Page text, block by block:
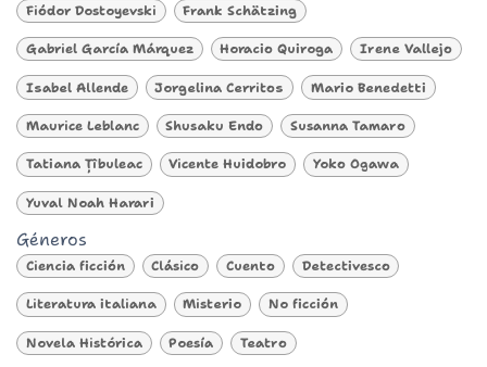
Fiódor Dostoyevski Frank Schätzing
Gabriel García Márquez Horacio Quiroga Irene Vallejo
Isabel Allende Jorgelina Cerritos Mario Benedetti
Maurice Leblanc Shusaku Endo Susanna Tamaro
Tatiana Țîbuleac Vicente Huidobro Yoko Ogawa
Yuval Noah Harari
Géneros
Ciencia ficción Clásico Cuento Detectivesco
Literatura italiana Misterio No ficción
Novela Histórica Poesía Teatro